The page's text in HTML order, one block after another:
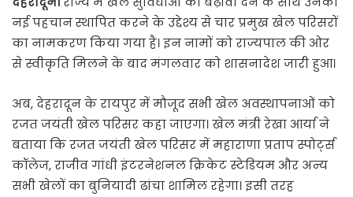
नई पहचान स्थापित करने के उद्देश्य से चार प्रमुख खेल परिसरों
का नामकरण किया गया है। इन नामों को राज्यपाल की ओर
से स्वीकृति मिलने के बाद मंगलवार को शासनादेश जारी हुआ।
अब, देहरादून के रायपुर में मौजूद सभी खेल अवस्थापनाओं को
रजत जयंती खेल परिसर कहा जाएगा। खेल मंत्री रेखा आर्या ने
बताया कि रजत जयंती खेल परिसर में महाराणा प्रताप स्पोर्ट्स
कॉलेज, राजीव गांधी इंटरनेशनल क्रिकेट स्टेडियम और अन्य
सभी खेलों का बुनियादी ढांचा शामिल रहेगा। इसी तरह